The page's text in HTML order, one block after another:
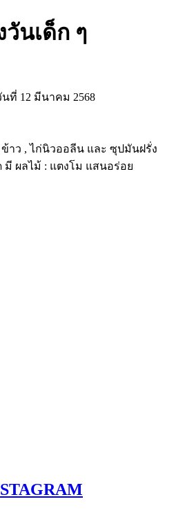
นเด็ก ๆ
ที่ 12 มีนาคม 2568
ข้าว , ไก่นิวออลีน และ ซุปมันฝรั่ง
มี ผลไม้ : แตงโม แสนอร่อย